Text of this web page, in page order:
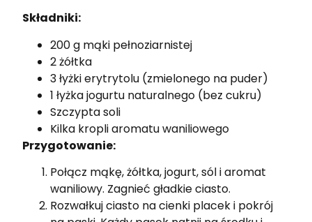
Składniki:
200 g mąki pełnoziarnistej
2 żółtka
3 łyżki erytrytolu (zmielonego na puder)
1 łyżka jogurtu naturalnego (bez cukru)
Szczypta soli
Kilka kropli aromatu waniliowego
Przygotowanie:
Połącz mąkę, żółtka, jogurt, sól i aromat
waniliowy. Zagnieć gładkie ciasto.
Rozwałkuj ciasto na cienki placek i pokrój